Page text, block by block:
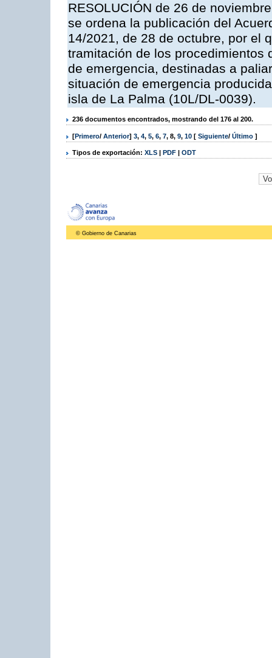
RESOLUCIÓN de 26 de
se ordena la publicación del
14/2021, de 28 de octubre, por el
tramitación de los procedimientos
de emergencia, destinadas a
situación de emergencia
isla de La Palma (10L/DL-0039).
236 documentos encontrados, mostrando del 176 al 200.
[Primero/ Anterior] 3, 4, 5, 6, 7, 8, 9, 10 [ Siguiente/ Último ]
Tipos de exportación: XLS | PDF | ODT
© Gobierno de Canarias